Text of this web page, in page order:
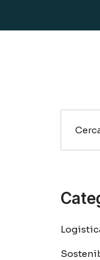
Search